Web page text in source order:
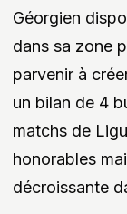
Géorgien
dans sa zone
parvenir à
un bilan de 4
matchs de
honorables
décroissante